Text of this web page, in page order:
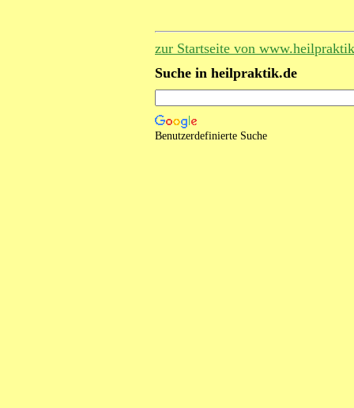
zur Startseite von
Suche in heilpraktik.de
Benutzerdefinierte Suche